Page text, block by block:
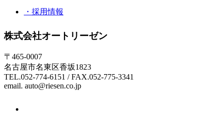
・採用情報
株式会社オートリーゼン
〒465-0007
名古屋市名東区香坂1823
TEL.052-774-6151 / FAX.052-775-3341
email. auto@riesen.co.jp